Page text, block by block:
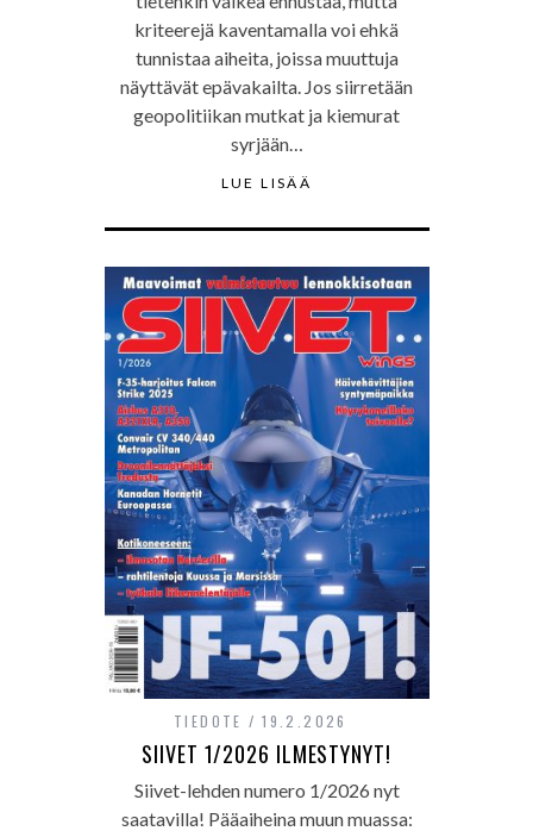
kriteerejä kaventamalla voi ehkä
tunnistaa aiheita, joissa muuttuja
näyttävät epävakailta. Jos siirretään
geopolitiikan mutkat ja kiemurat
syrjään…
LUE LISÄÄ
TIEDOTE 19.2.2026
SIIVET 1/2026 ILMESTYNYT!
Siivet-lehden numero 1/2026 nyt
saatavilla! Pääaiheina muun muassa: